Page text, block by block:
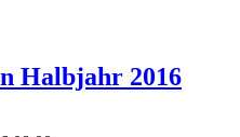
Halbjahr 2016